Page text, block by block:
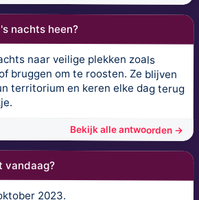
nachts heen?
naar veilige plekken zoals
bruggen om te roosten. Ze blijven
territorium en keren elke dag terug
Bekijk alle antwoorden →
vandaag?
2023.